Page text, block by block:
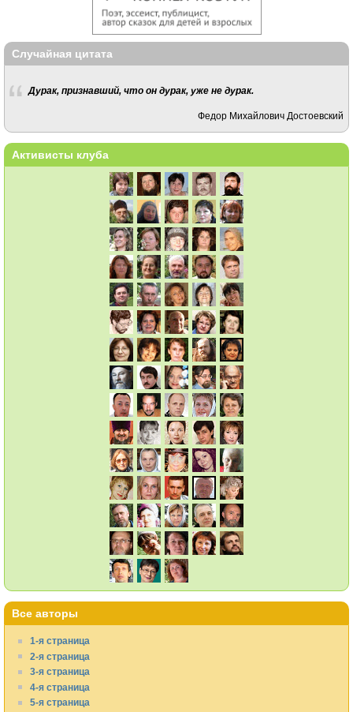
Случайная цитата
Дурак, признавший, что он дурак, уже не дурак.
Федор Михайлович Достоевский
Активисты клуба
Все авторы
1-я страница
2-я страница
3-я страница
4-я страница
5-я страница